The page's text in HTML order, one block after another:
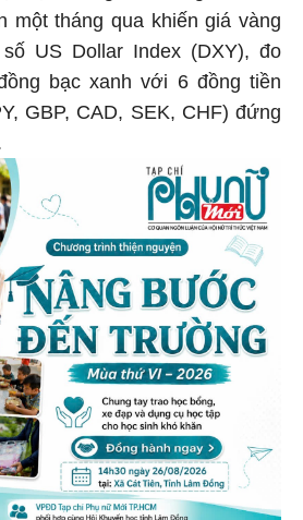
một tháng qua khiến giá vàng
US Dollar Index (DXY), đo
bạc xanh với 6 đồng tiền
GBP, CAD, SEK, CHF) đứng